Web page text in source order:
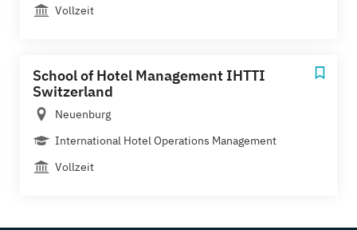
Vollzeit
School of Hotel Management IHTTI
Switzerland
Neuenburg
International Hotel Operations Management
Vollzeit